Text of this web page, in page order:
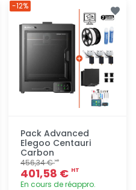
rapide
Pack Advanced
Elegoo Centauri
Carbon
456,34 €HT
401,58 € HT
En cours de réappro.
-12%